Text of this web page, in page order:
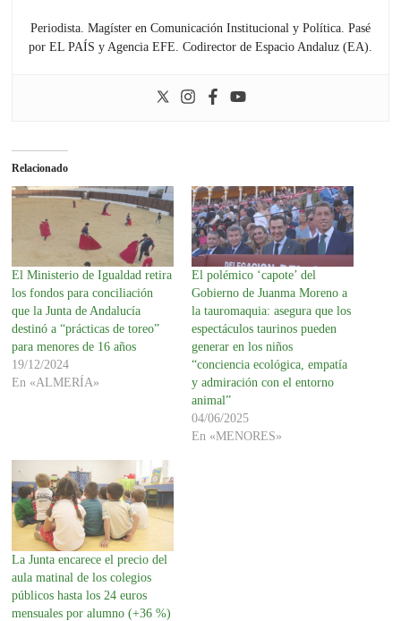
Periodista. Magíster en Comunicación Institucional y Política. Pasé
por EL PAÍS y Agencia EFE. Codirector de Espacio Andaluz (EA).
Relacionado
El Ministerio de Igualdad retira
los fondos para conciliación
que la Junta de Andalucía
destinó a “prácticas de toreo”
para menores de 16 años
19/12/2024
En «ALMERÍA»
El polémico ‘capote’ del
Gobierno de Juanma Moreno a
la tauromaquia: asegura que los
espectáculos taurinos pueden
generar en los niños
“conciencia ecológica, empatía
y admiración con el entorno
animal”
04/06/2025
En «MENORES»
La Junta encarece el precio del
aula matinal de los colegios
públicos hasta los 24 euros
mensuales por alumno (+36 %)